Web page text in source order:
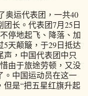
运代表团，一共40
长。代表团7月25日
停地起飞、降落、加
天颠簸，于29日抵达
，中国代表团中只
由于旅途劳顿，又没
。中国运动员在这一
但是“把五星红旗升起